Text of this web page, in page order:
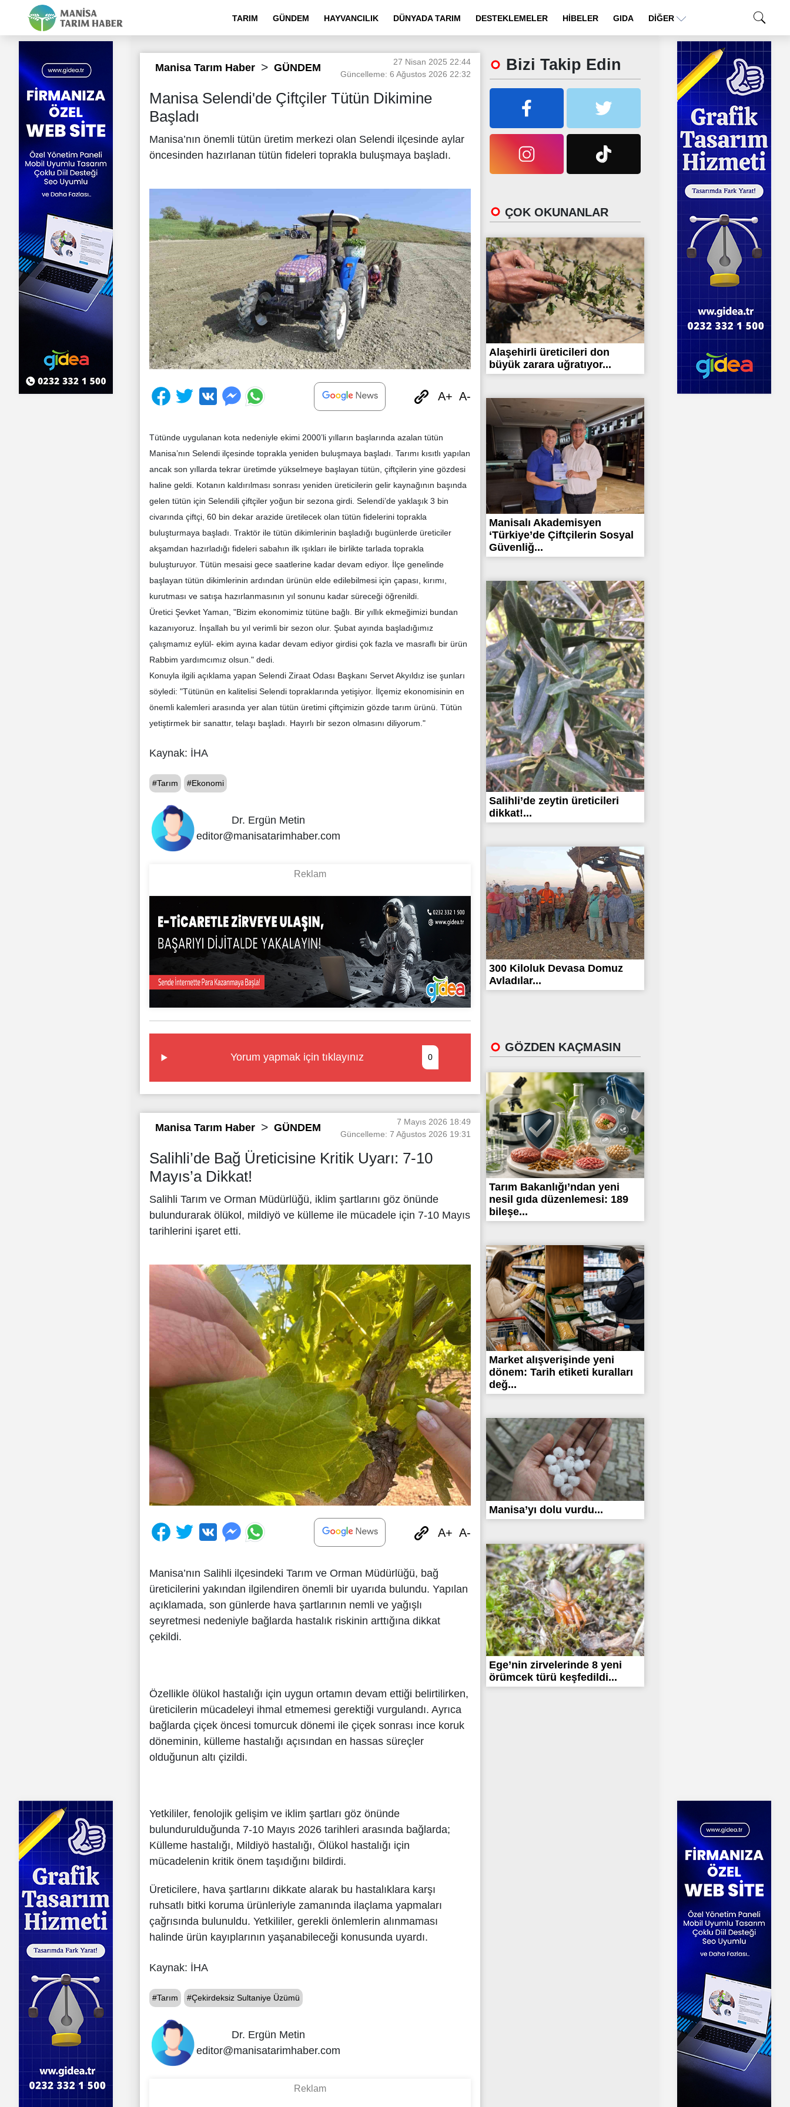
TARIM GÜNDEM HAYVANCILIK DÜNYADA TARIM DESTEKLEMELER HİBELER GIDA DIĞER
Manisa Tarım Haber GÜNDEM
27 Nisan 2025 22:44
Güncelleme: 6 Ağustos 2026 22:32
Manisa Selendi'de Çiftçiler Tütün Dikimine
Başladı
Manisa’nın önemli tütün üretim merkezi olan Selendi ilçesinde aylar
öncesinden hazırlanan tütün fideleri toprakla buluşmaya başladı.
A+ A-
Tütünde uygulanan kota nedeniyle ekimi 2000’li yılların başlarında azalan tütün
Manisa’nın Selendi ilçesinde toprakla yeniden buluşmaya başladı. Tarımı kısıtlı yapılan
ancak son yıllarda tekrar üretimde yükselmeye başlayan tütün, çiftçilerin yine gözdesi
haline geldi. Kotanın kaldırılması sonrası yeniden üreticilerin gelir kaynağının başında
gelen tütün için Selendili çiftçiler yoğun bir sezona girdi. Selendi’de yaklaşık 3 bin
civarında çiftçi, 60 bin dekar arazide üretilecek olan tütün fidelerini toprakla
buluşturmaya başladı. Traktör ile tütün dikimlerinin başladığı bugünlerde üreticiler
akşamdan hazırladığı fideleri sabahın ilk ışıkları ile birlikte tarlada toprakla
buluşturuyor. Tütün mesaisi gece saatlerine kadar devam ediyor. İlçe genelinde
başlayan tütün dikimlerinin ardından ürünün elde edilebilmesi için çapası, kırımı,
kurutması ve satışa hazırlanmasının yıl sonunu kadar süreceği öğrenildi.
Üretici Şevket Yaman, "Bizim ekonomimiz tütüne bağlı. Bir yıllık ekmeğimizi bundan
kazanıyoruz. İnşallah bu yıl verimli bir sezon olur. Şubat ayında başladığımız
çalışmamız eylül- ekim ayına kadar devam ediyor girdisi çok fazla ve masraflı bir ürün
Rabbim yardımcımız olsun." dedi.
Konuyla ilgili açıklama yapan Selendi Ziraat Odası Başkanı Servet Akyıldız ise şunları
söyledi: "Tütünün en kalitelisi Selendi topraklarında yetişiyor. İlçemiz ekonomisinin en
önemli kalemleri arasında yer alan tütün üretimi çiftçimizin gözde tarım ürünü. Tütün
yetiştirmek bir sanattır, telaşı başladı. Hayırlı bir sezon olmasını diliyorum."
Kaynak: İHA
#Tarım #Ekonomi
Dr. Ergün Metin
editor@manisatarimhaber.com
Yorum yapmak için tıklayınız 0
Manisa Tarım Haber GÜNDEM
7 Mayıs 2026 18:49
Güncelleme: 7 Ağustos 2026 19:31
Salihli’de Bağ Üreticisine Kritik Uyarı: 7-10
Mayıs’a Dikkat!
Salihli Tarım ve Orman Müdürlüğü, iklim şartlarını göz önünde
bulundurarak ölükol, mildiyö ve külleme ile mücadele için 7-10 Mayıs
tarihlerini işaret etti.
A+ A-
Manisa’nın Salihli ilçesindeki Tarım ve Orman Müdürlüğü, bağ
üreticilerini yakından ilgilendiren önemli bir uyarıda bulundu. Yapılan
açıklamada, son günlerde hava şartlarının nemli ve yağışlı
seyretmesi nedeniyle bağlarda hastalık riskinin arttığına dikkat
çekildi.
Özellikle ölükol hastalığı için uygun ortamın devam ettiği belirtilirken,
üreticilerin mücadeleyi ihmal etmemesi gerektiği vurgulandı. Ayrıca
bağlarda çiçek öncesi tomurcuk dönemi ile çiçek sonrası ince koruk
döneminin, külleme hastalığı açısından en hassas süreçler
olduğunun altı çizildi.
Yetkililer, fenolojik gelişim ve iklim şartları göz önünde
bulundurulduğunda 7-10 Mayıs 2026 tarihleri arasında bağlarda;
Külleme hastalığı, Mildiyö hastalığı, Ölükol hastalığı için
mücadelenin kritik önem taşıdığını bildirdi.
Üreticilere, hava şartlarını dikkate alarak bu hastalıklara karşı
ruhsatlı bitki koruma ürünleriyle zamanında ilaçlama yapmaları
çağrısında bulunuldu. Yetkililer, gerekli önlemlerin alınmaması
halinde ürün kayıplarının yaşanabileceği konusunda uyardı.
Kaynak: İHA
#Tarım #Çekirdeksiz Sultaniye Üzümü
Dr. Ergün Metin
editor@manisatarimhaber.com
Bizi Takip Edin
ÇOK OKUNANLAR
Alaşehirli üreticileri don
büyük zarara uğratıyor...
Manisalı Akademisyen
‘Türkiye’de Çiftçilerin Sosyal
Güvenliğ...
Salihli’de zeytin üreticileri
dikkat!...
300 Kiloluk Devasa Domuz
Avladılar...
GÖZDEN KAÇMASIN
Tarım Bakanlığı’ndan yeni
nesil gıda düzenlemesi: 189
bileşe...
Market alışverişinde yeni
dönem: Tarih etiketi kuralları
değ...
Manisa’yı dolu vurdu...
Ege’nin zirvelerinde 8 yeni
örümcek türü keşfedildi...